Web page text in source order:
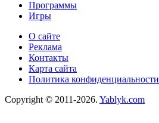
Программы
Игры
О сайте
Реклама
Контакты
Карта сайта
Политика конфиденциальности
Copyright © 2011-2026. Yablyk.сom